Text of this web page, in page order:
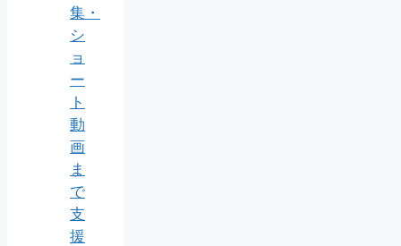
集・
シ
ョ
ー
ト
動
画
ま
で
支
援